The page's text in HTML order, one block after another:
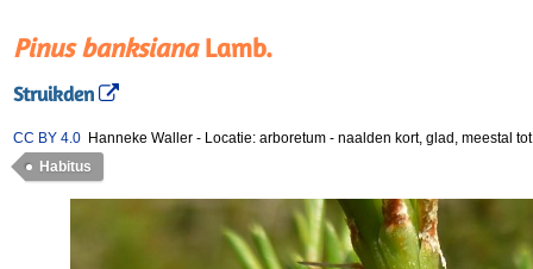
Pinus banksianaLamb.
Struikden
CC BY 4.0 Hanneke Waller - Locatie: arboretum - naalden kort, glad, meestal
Habitus